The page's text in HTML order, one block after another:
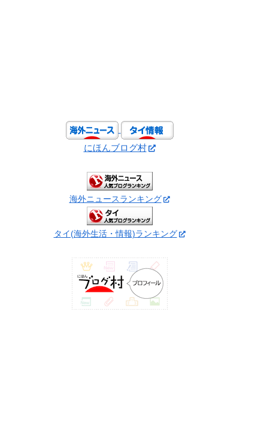
にほんブログ村
海外ニュースランキング
タイ(海外生活・情報)ランキング